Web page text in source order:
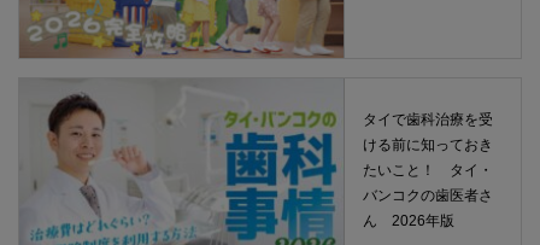
タイで歯科治療を受
ける前に知っておき
たいこと！ タイ・
バンコクの歯医者さ
ん 2026年版